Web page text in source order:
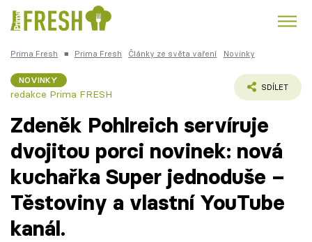
Česká kuchyně Čokoláda
Témata
Recepty
Prima Fresh ■ Prima Fresh Články ze světa vaření Novinky
NOVINKY
redakce Prima FRESH
SDÍLET
Zdeněk Pohlreich servíruje
dvojitou porci novinek: nová
kuchařka Super jednoduše –
Těstoviny a vlastní YouTube
kanál.